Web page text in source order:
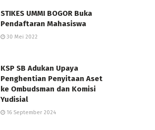
STIKES UMMI BOGOR Buka
Pendaftaran Mahasiswa
30 Mei 2022
KSP SB Adukan Upaya
Penghentian Penyitaan Aset
ke Ombudsman dan Komisi
Yudisial
16 September 2024